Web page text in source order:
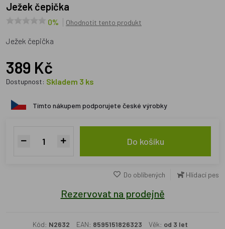
Ježek čepička
0% Ohodnotit tento produkt
Ježek čepička
389 Kč
Dostupnost: Skladem 3 ks
Tímto nákupem podporujete české výrobky
Do košíku
Do oblíbených Hlídací pes
Rezervovat na prodejně
Kód: N2632 EAN: 8595151826323 Věk: od 3 let